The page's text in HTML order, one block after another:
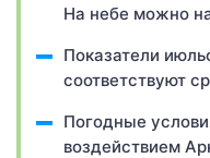
На небе можно
Показатели
соответствуют
Погодные
воздействием